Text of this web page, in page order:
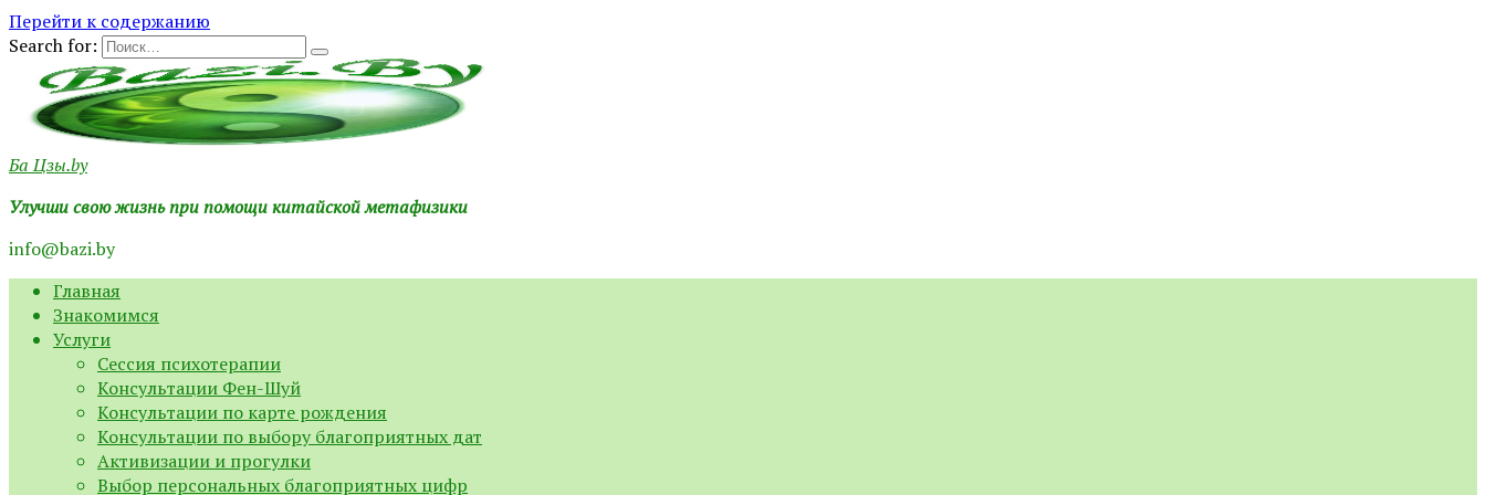
Перейти к содержанию
Search for:
Ба Цзы.by
Улучши свою жизнь при помощи китайской метафизики
info@bazi.by
Главная
Знакомимся
Услуги
Сессия психотерапии
Консультации Фен-Шуй
Консультации по карте рождения
Консультации по выбору благоприятных дат
Активизации и прогулки
Выбор персональных благоприятных цифр